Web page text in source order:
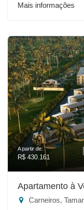
Mais informações
A partir de:
R$ 430.161
Apartamento à
Carneiros,